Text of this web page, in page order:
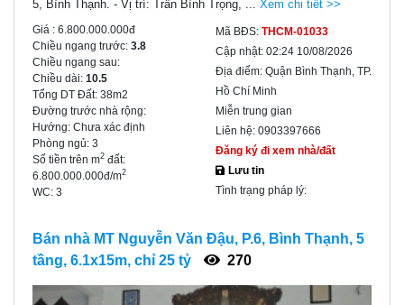
5, Bình Thạnh. - Vị trí: Trần Bình Trọng, ... Xem chi tiết >>
Giá : 6.800.000.000đ
Chiều ngang trước: 3.8
Chiều ngang sau:
Chiều dài: 10.5
Tổng DT Đất: 38m2
Đường trước nhà rộng:
Hướng: Chưa xác định
Phòng ngủ: 3
Số tiền trên m2 đất:
6.800.000.000đ/m2
WC: 3
Mã BĐS: THCM-01033
Cập nhật: 02:24 10/08/2026
Địa điểm: Quận Bình Thạnh, TP.
Hồ Chí Minh
Miễn trung gian
Liên hệ: 0903397666
Đăng ký đi xem nhà/đất
Lưu tin
Tình trạng pháp lý:
Bán nhà MT Nguyễn Văn Đậu, P.6, Bình Thạnh, 5
tầng, 6.1x15m, chỉ 25 tỷ
270